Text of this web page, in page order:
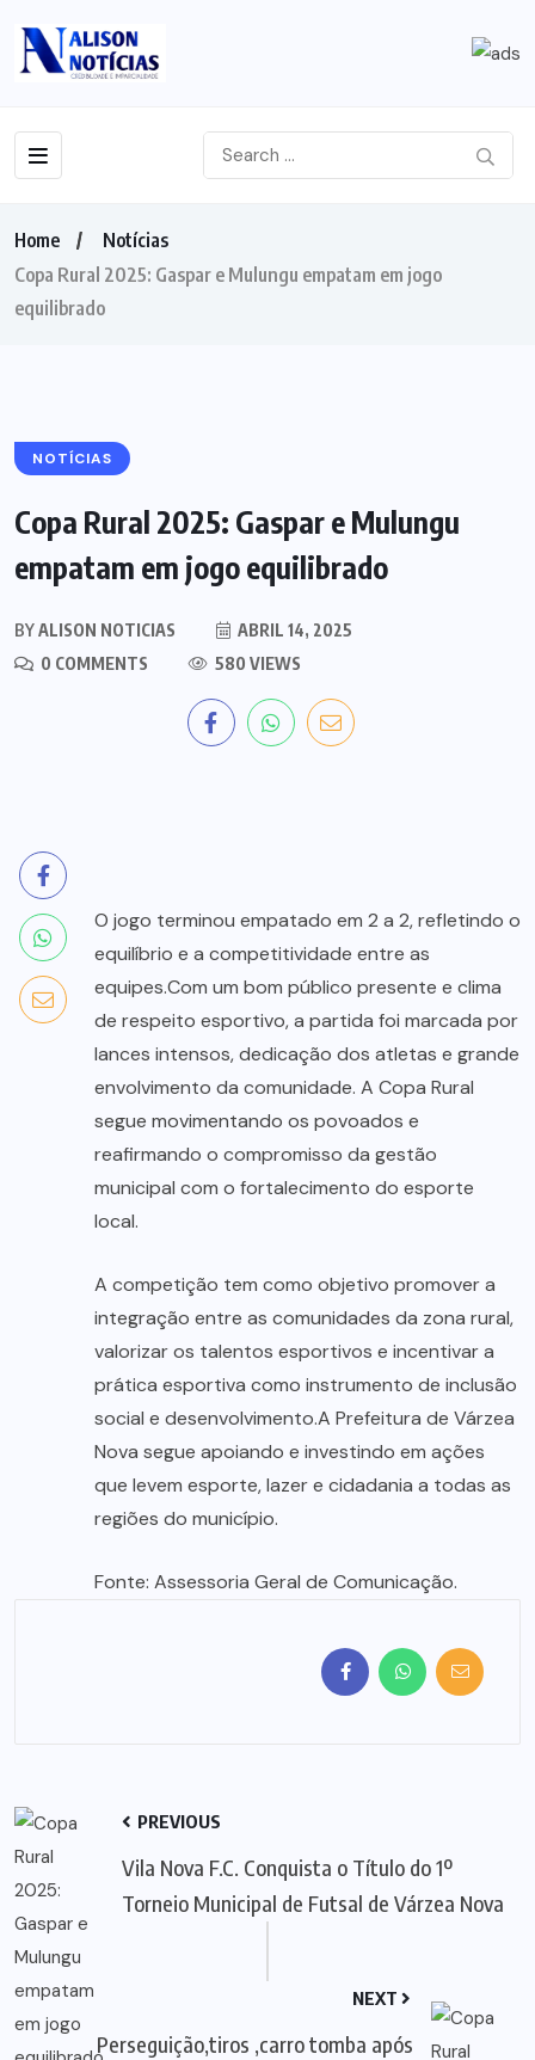
Home
Notícias
Copa Rural 2025: Gaspar e Mulungu empatam em jogo
equilibrado
NOTÍCIAS
Copa Rural 2025: Gaspar e Mulungu
empatam em jogo equilibrado
BYALISON NOTICIAS
ABRIL 14, 2025
0 COMMENTS
580 VIEWS
O jogo terminou empatado em 2 a 2, refletindo o
equilíbrio e a competitividade entre as
equipes.Com um bom público presente e clima
de respeito esportivo, a partida foi marcada por
lances intensos, dedicação dos atletas e grande
envolvimento da comunidade. A Copa Rural
segue movimentando os povoados e
reafirmando o compromisso da gestão
municipal com o fortalecimento do esporte
local.
A competição tem como objetivo promover a
integração entre as comunidades da zona rural,
valorizar os talentos esportivos e incentivar a
prática esportiva como instrumento de inclusão
social e desenvolvimento.A Prefeitura de Várzea
Nova segue apoiando e investindo em ações
que levem esporte, lazer e cidadania a todas as
regiões do município.
Fonte: Assessoria Geral de Comunicação.
PREVIOUS
Vila Nova F.C. Conquista o Título do 1º
Torneio Municipal de Futsal de Várzea Nova
NEXT
Perseguição,tiros ,carro tomba após